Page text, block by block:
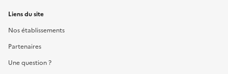
Liens du site
Nos établissements
Partenaires
Une question ?